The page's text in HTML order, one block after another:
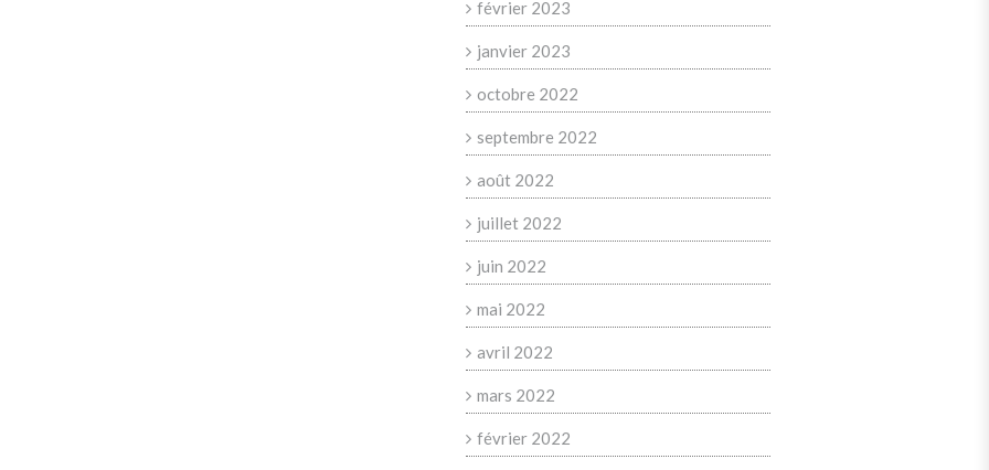
février 2023
janvier 2023
octobre 2022
septembre 2022
août 2022
juillet 2022
juin 2022
mai 2022
avril 2022
mars 2022
février 2022